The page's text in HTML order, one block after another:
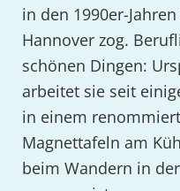
in den 1990er-
Hannover zog.
schönen Dingen:
arbeitet sie seit
in einem
Magnettafeln am
beim Wandern in